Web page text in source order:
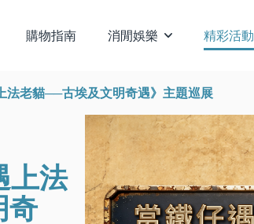
購物指南 消閒娛樂 精彩活動
法老貓──古埃及文明奇遇》主題巡展
上法
奇